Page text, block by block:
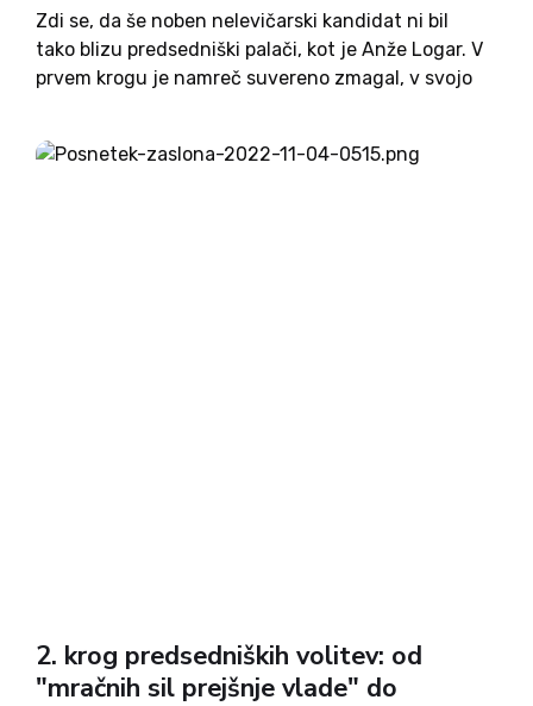
Zdi se, da še noben nelevičarski kandidat ni bil
tako blizu predsedniški palači, kot je Anže Logar. V
prvem krogu je namreč suvereno zmagal, v svojo
desnosredinske, sredinske in celo leve volivce.
Protikandidatka Nataša Pirc...
2. krog predsedniških volitev: od
"mračnih sil prejšnje vlade" do